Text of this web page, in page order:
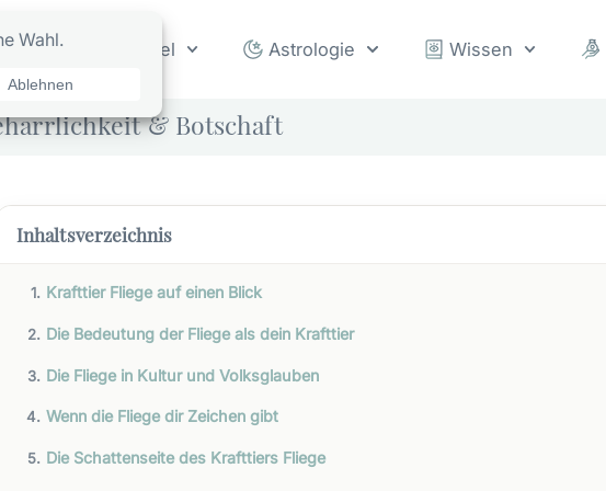
Orakel Astrologie Wissen
& Botschaft
Inhaltsverzeichnis
Krafttier Fliege auf einen Blick
Die Bedeutung der Fliege als dein Krafttier
Die Fliege in Kultur und Volksglauben
Wenn die Fliege dir Zeichen gibt
Die Schattenseite des Krafttiers Fliege